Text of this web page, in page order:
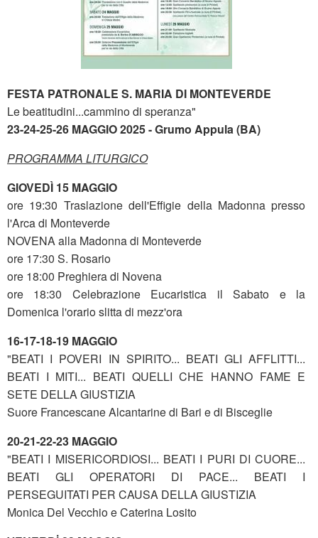
FESTA PATRONALE S. MARIA DI MONTEVERDE
Le beatitudini...cammino di speranza"
23-24-25-26 MAGGIO 2025 -Grumo Appula (BA)
PROGRAMMA LITURGICO
GIOVEDÌ 15 MAGGIO
ore 19:30 Traslazione dell'Effigie della Madonna presso
l'Arca di Monteverde
NOVENA alla Madonna di Monteverde
ore 17:30 S. Rosario
ore 18:00 Preghiera di Novena
ore 18:30 Celebrazione Eucaristica il Sabato e la
Domenica l'orario slitta di mezz'ora
16-17-18-19 MAGGIO
"BEATI I POVERI IN SPIRITO... BEATI GLI AFFLITTI...
BEATI I MITI... BEATI QUELLI CHE HANNO FAME E
SETE DELLA GIUSTIZIA
Suore Francescane Alcantarine di Bari e di Bisceglie
20-21-22-23 MAGGIO
"BEATI I MISERICORDIOSI... BEATI I PURI DI CUORE...
BEATI GLI OPERATORI DI PACE... BEATI I
PERSEGUITATI PER CAUSA DELLA GIUSTIZIA
Monica Del Vecchio e Caterina Losito